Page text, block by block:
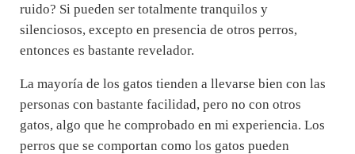
ruido? Si pueden ser totalmente tranquilos y
silenciosos, excepto en presencia de otros perros,
entonces es bastante revelador.
La mayoría de los gatos tienden a llevarse bien con las
personas con bastante facilidad, pero no con otros
gatos, algo que he comprobado en mi experiencia. Los
perros que se comportan como los gatos pueden